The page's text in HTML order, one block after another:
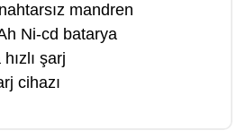
mandren
Ni-cd batarya
şarj
cihazı